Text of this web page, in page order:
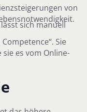
von
sich manuell
Sie
es vom Online-